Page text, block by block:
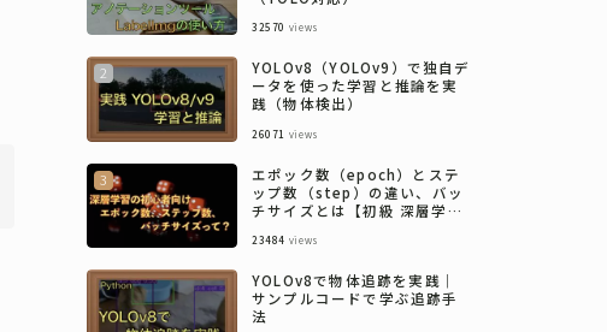
32570 views
YOLOv8（YOLOv9）で独自デ
ータを使った学習と推論を実
践（物体検出）
26071 views
エポック数（epoch）とステ
ップ数（step）の違い、バッ
チサイズとは【初級 深層学習
23484 views
YOLOv8で物体追跡を実践｜
サンプルコードで学ぶ追跡手
法